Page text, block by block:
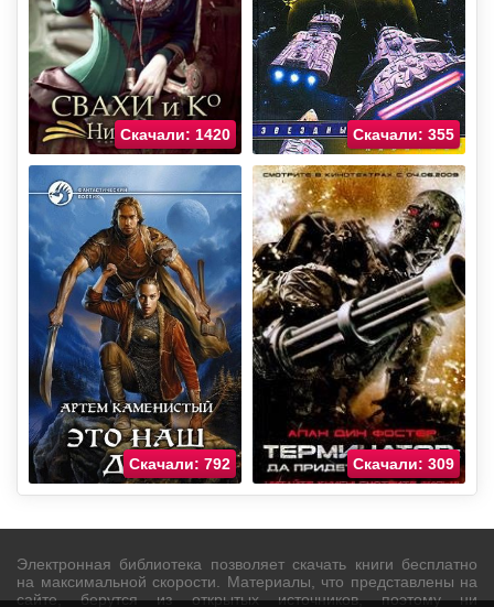
Скачали: 1420 Скачали: 355
Скачали: 792 Скачали: 309
Электронная библиотека позволяет скачать книги бесплатно
на максимальной скорости. Материалы, что представлены на
сайте, берутся из открытых источников, поэтому ни